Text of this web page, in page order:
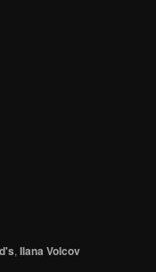
,Ilana Volcov